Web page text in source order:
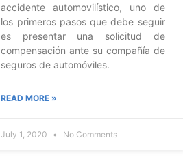
accidente automovilístico, uno de
los primeros pasos que debe seguir
es presentar una solicitud de
compensación ante su compañía de
seguros de automóviles.
READ MORE »
July 1, 2020 No Comments